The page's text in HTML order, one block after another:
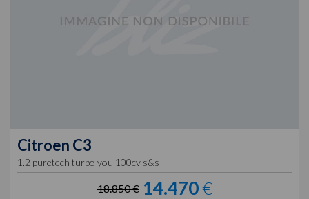
Citroen C3
1.2 puretech turbo you 100cv s&s
18.850 € 14.470€